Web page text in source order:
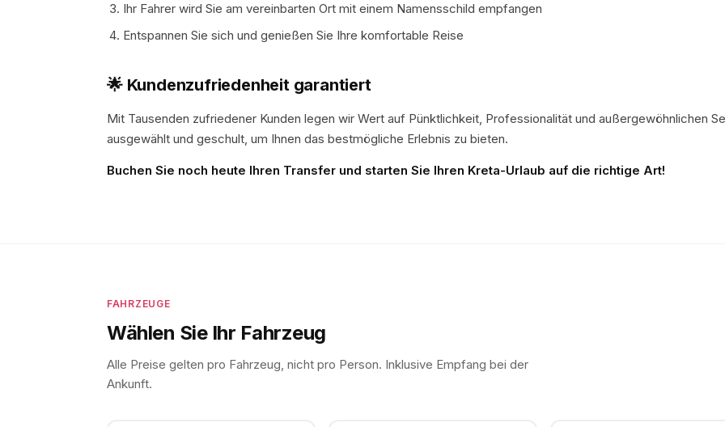
Ihr Fahrer wird Sie am vereinbarten Ort mit einem Namensschild empfangen
Entspannen Sie sich und genießen Sie Ihre komfortable Reise
🌟 Kundenzufriedenheit garantiert
Mit Tausenden zufriedener Kunden legen wir Wert auf Pünktlichkeit, Professionalität und außergewöhnlichen
ausgewählt und geschult, um Ihnen das bestmögliche Erlebnis zu bieten.
Buchen Sie noch heute Ihren Transfer und starten Sie Ihren Kreta-Urlaub auf die richtige Art!
FAHRZEUGE
Wählen Sie Ihr Fahrzeug
Alle Preise gelten pro Fahrzeug, nicht pro Person. Inklusive Empfang bei der
Ankunft.